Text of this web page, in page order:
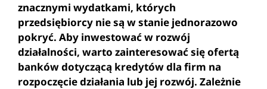
znacznymi wydatkami, których
przedsiębiorcy nie są w stanie jednorazowo
pokryć. Aby inwestować w rozwój
działalności, warto zainteresować się ofertą
banków dotyczącą kredytów dla firm na
rozpoczęcie działania lub jej rozwój. Zależnie